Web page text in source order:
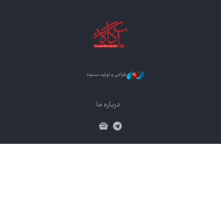
طراحی و تولید: نستوه
درباره ما